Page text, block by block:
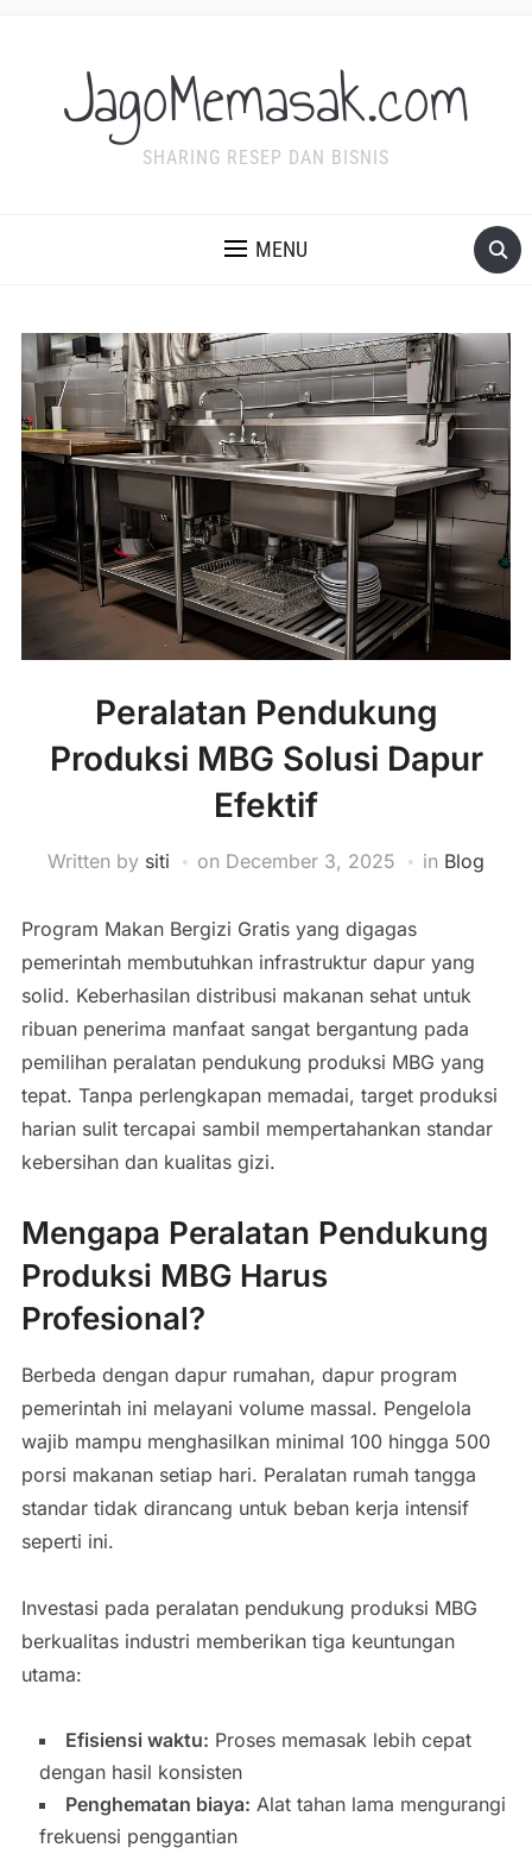
JagoMemasak.com
SHARING RESEP DAN BISNIS
MENU
Peralatan Pendukung
Produksi MBG Solusi Dapur
Efektif
Written by siti on December 3, 2025 in Blog
Program Makan Bergizi Gratis yang digagas
pemerintah membutuhkan infrastruktur dapur yang
solid. Keberhasilan distribusi makanan sehat untuk
ribuan penerima manfaat sangat bergantung pada
pemilihan peralatan pendukung produksi MBG yang
tepat. Tanpa perlengkapan memadai, target produksi
harian sulit tercapai sambil mempertahankan standar
kebersihan dan kualitas gizi.
Mengapa Peralatan Pendukung
Produksi MBG Harus
Profesional?
Berbeda dengan dapur rumahan, dapur program
pemerintah ini melayani volume massal. Pengelola
wajib mampu menghasilkan minimal 100 hingga 500
porsi makanan setiap hari. Peralatan rumah tangga
standar tidak dirancang untuk beban kerja intensif
seperti ini.
Investasi pada peralatan pendukung produksi MBG
berkualitas industri memberikan tiga keuntungan
utama:
Efisiensi waktu: Proses memasak lebih cepat
dengan hasil konsisten
Penghematan biaya: Alat tahan lama mengurangi
frekuensi penggantian